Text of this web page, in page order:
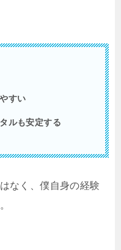
すい
ルも安定する
なく、僕自身の経験